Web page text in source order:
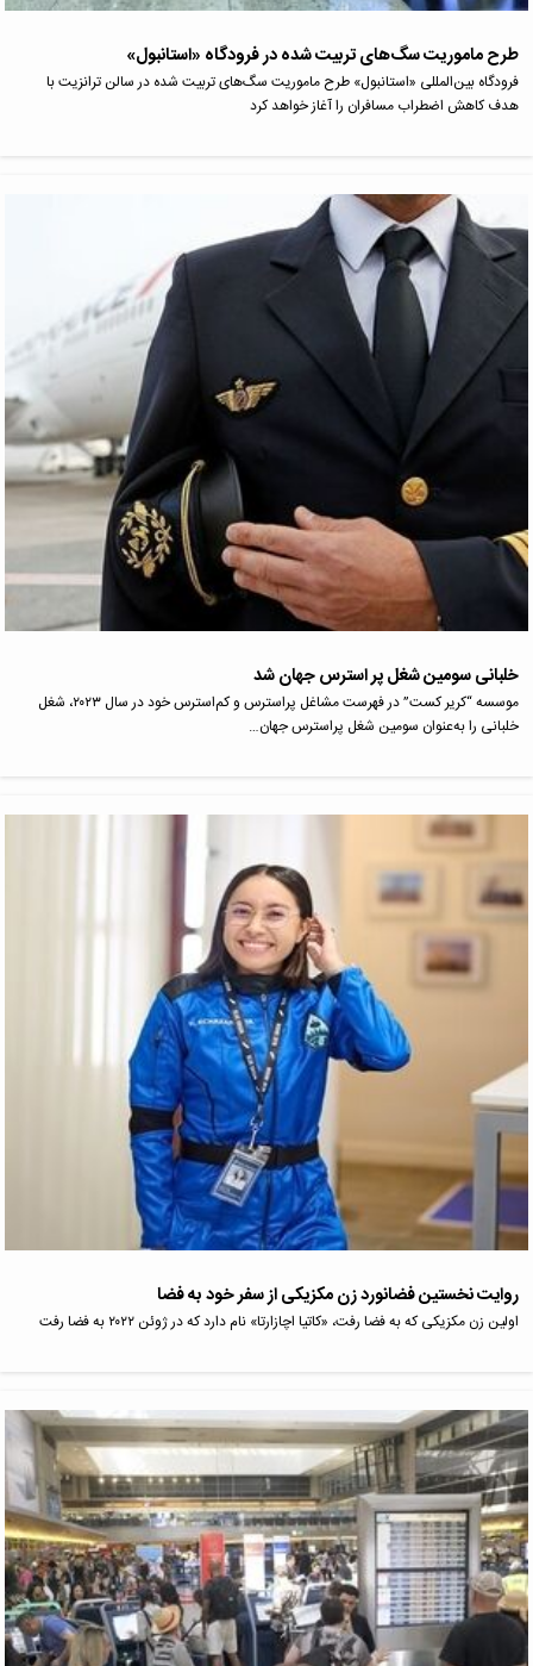
طرح ماموریت سگ‌های تربیت شده در فرودگاه «استانبول»
فرودگاه بین‌المللی «استانبول» طرح ماموریت سگ‌های تربیت شده در سالن ترانزیت با
هدف کاهش اضطراب مسافران را آغاز خواهد کرد
خلبانی سومین شغل پر استرس جهان شد
موسسه “کریر کست” در فهرست مشاغل پراسترس و کم‌استرس خود در سال ۲۰۲۳، شغل‌
خلبانی را به‌عنوان سومین شغل پراسترس جهان…
روایت نخستین فضانورد زن مکزیکی از سفر خود به فضا
اولین زن مکزیکی که به فضا رفت، «کاتیا اچازارتا» نام دارد که در ژوئن ۲۰۲۲ به فضا رفت